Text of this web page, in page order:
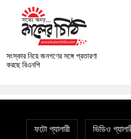
সংস্কার নিয়ে জনগণের সঙ্গে প্রতারণা
করছে বিএনপি
ফটো গ্যালারী ভিডিও